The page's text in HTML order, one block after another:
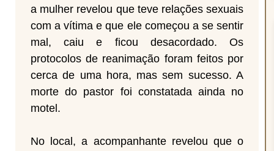
a mulher revelou que teve relações sexuais
com a vítima e que ele começou a se sentir
mal, caiu e ficou desacordado. Os
protocolos de reanimação foram feitos por
cerca de uma hora, mas sem sucesso. A
morte do pastor foi constatada ainda no
motel.
No local, a acompanhante revelou que o